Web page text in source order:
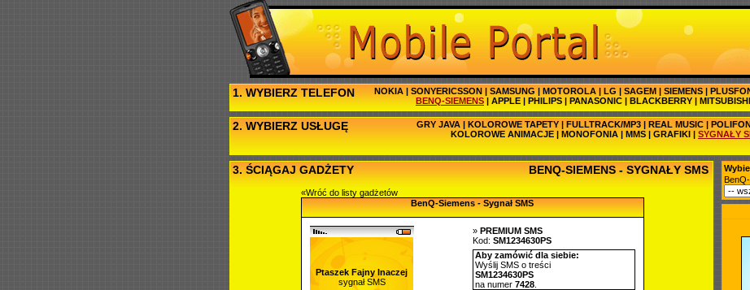
1. WYBIERZ TELEFON NOKIA | SONYERICSSON | SAMSUNG | MOTOROLA | LG | SAGEM | SIEMENS |
BENQ-SIEMENS | APPLE | PHILIPS | PANASONIC | BLACKBERRY | MITSUBISHI
2. WYBIERZ USŁUGĘ GRY JAVA | KOLOROWE TAPETY | FULLTRACK/MP3 | REAL MUSIC |
KOLOROWE ANIMACJE | MONOFONIA | MMS | GRAFIKI | SYGNAŁY
3. ŚCIĄGAJ GADŻETY BENQ-SIEMENS - SYGNAŁY SMS
«Wróć do listy gadżetów
BenQ-Siemens - Sygnał SMS
Ptaszek Fajny Inaczej
sygnał SMS
» PREMIUM SMS
Kod: SM1234630PS
Aby zamówić dla siebie:
Wyślij SMS o treści
SM1234630PS
na numer 7428.